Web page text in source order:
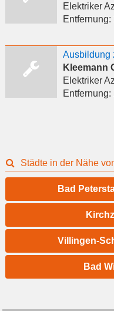
Elektriker
Entfernung:
Kleemann
Elektriker
Entfernung:
Städte in der Nähe
Bad
Villingen-
Bad